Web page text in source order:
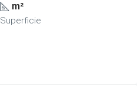
m²
Superficie